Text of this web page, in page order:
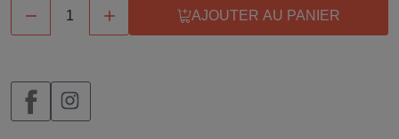
  AJOUTER AU PANIER